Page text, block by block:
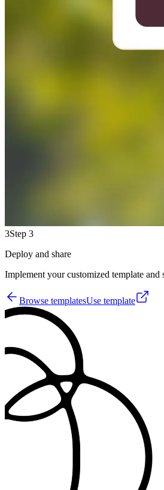
3Step 3
Deploy and share
Implement your customized template and
Browse templatesUse template